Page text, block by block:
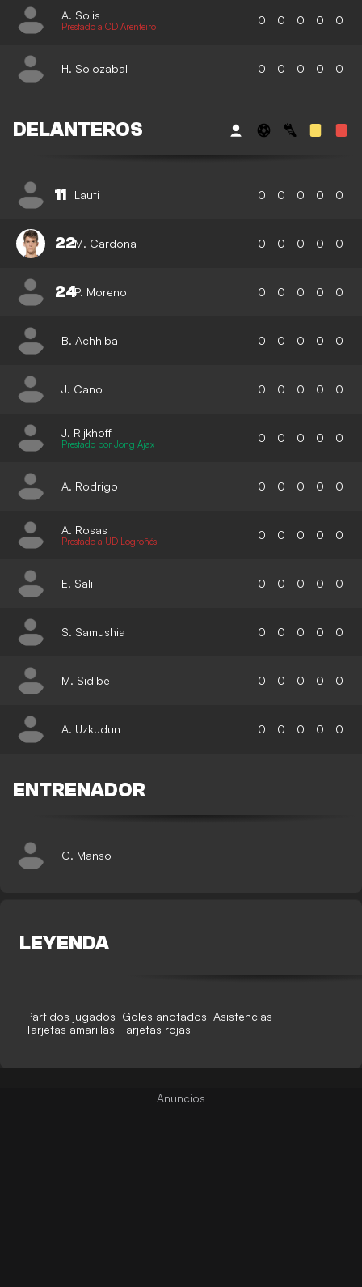
A. Solis
Prestado a CD Arenteiro 0 0 0 0 0
H. Solozabal 0 0 0 0 0
DELANTEROS
11 Lauti 0 0 0 0 0
22M. Cardona 0 0 0 0 0
24P. Moreno 0 0 0 0 0
B. Achhiba 0 0 0 0 0
J. Cano 0 0 0 0 0
J. Rijkhoff
Prestado por Jong Ajax 0 0 0 0 0
A. Rodrigo 0 0 0 0 0
A. Rosas
Prestado a UD Logroñés 0 0 0 0 0
E. Sali 0 0 0 0 0
S. Samushia 0 0 0 0 0
M. Sidibe 0 0 0 0 0
A. Uzkudun 0 0 0 0 0
ENTRENADOR
C. Manso
LEYENDA
Partidos jugados Goles anotados Asistencias
Tarjetas amarillas Tarjetas rojas